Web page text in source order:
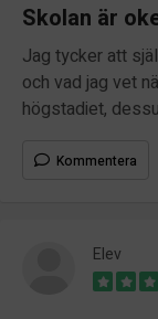
Skolan är
Jag tycker att
och vad jag vet
högstadiet,
Kommentera
Elev